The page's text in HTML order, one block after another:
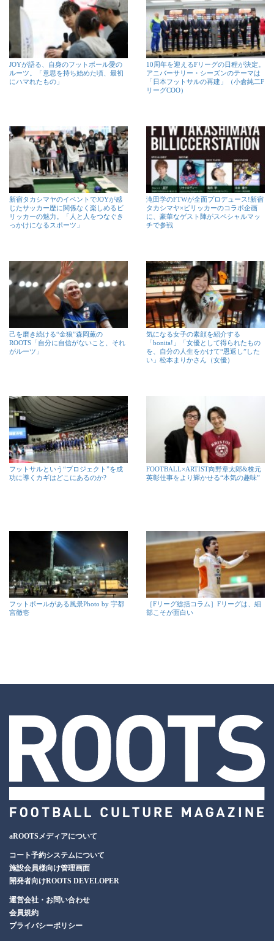
JOYが語る、自身のフットボール愛の
ルーツ。「意思を持ち始めた頃、最初
にハマれたもの」
10周年を迎えるFリーグの日程が決定。
アニバーサリー・シーズンのテーマは
「日本フットサルの再建」（小倉純二F
リーグCOO）
新宿タカシマヤのイベントでJOYが感
じたサッカー歴に関係なく楽しめるビ
リッカーの魅力。「人と人をつなぐき
っかけになるスポーツ」
滝田学のFTWが全面プロデュース!新宿
タカシマヤ×ビリッカーのコラボ企画
に、豪華なゲスト陣がスペシャルマッ
チで参戦
己を磨き続ける“金狼”森岡薫の
ROOTS「自分に自信がないこと、それ
がルーツ」
気になる女子の素顔を紹介する
「bonita!」「女優として得られたもの
を、自分の人生をかけて“恩返し”した
い」松本まりかさん（女優）
フットサルという“プロジェクト”を成
功に導くカギはどこにあるのか?
FOOTBALL×ARTIST向野章太郎&株元
英彰仕事をより輝かせる“本気の趣味”
フットボールがある風景Photo by 宇都
宮徹壱
［Fリーグ総括コラム］Fリーグは、細
部こそが面白い
aROOTSメディアについて
コート予約システムについて
施設会員様向け管理画面
開発者向けROOTS DEVELOPER
運営会社・お問い合わせ
会員規約
プライバシーポリシー